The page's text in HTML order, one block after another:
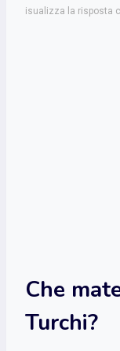
isualizza la risposta
Che
Turchi?